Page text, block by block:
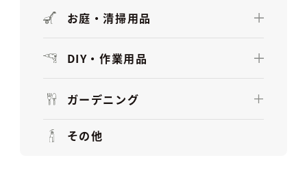
お庭・清掃用品
DIY・作業用品
ガーデニング
その他